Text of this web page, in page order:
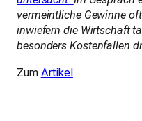
vermeintliche Gewinne
inwiefern die Wirtschaft
besonders Kostenfallen
Zum Artikel